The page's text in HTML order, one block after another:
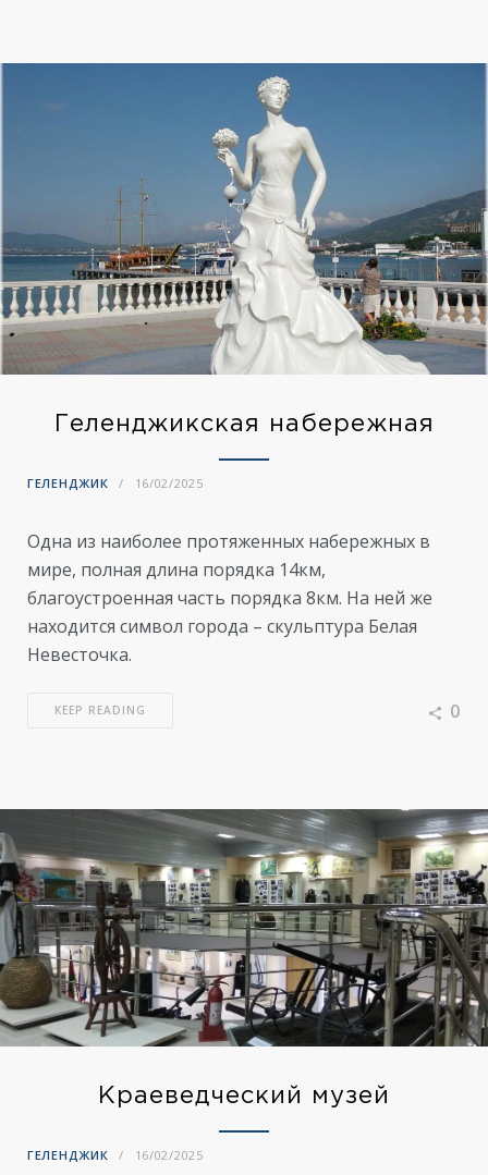
Геленджикская набережная
ГЕЛЕНДЖИК 16/02/2025
Одна из наиболее протяженных набережных в
мире, полная длина порядка 14км,
благоустроенная часть порядка 8км. На ней же
находится символ города – скульптура Белая
Невесточка.
KEEP READING 0
Краеведческий музей
ГЕЛЕНДЖИК 16/02/2025